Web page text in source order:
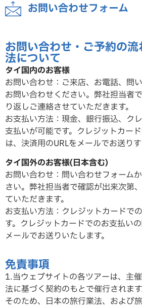
お問い合わせフォーム
お問い合わせ・ご予約の
法について
タイ国内のお客様
お問い合わせ：ご来店、お電話、問
お問い合わせください。弊社担当者
り返しご連絡させていただきます。
お支払い方法：現金、銀行振込、ク
支払いが可能です。クレジットカー
は、決済用のURLをメールでお送りす
タイ国外のお客様(日本含む)
お問い合わせ：問い合わせフォーム
さい。弊社担当者で確認が出来次第
ていただきます。
お支払い方法：クレジットカードで
す。クレジットカードでのお支払い
メールでお送りいたします。
免責事項
1.当ウェブサイトの各ツアーは、主
法に基づく契約のもとで催行されます
そのため、日本の旅行業法、および